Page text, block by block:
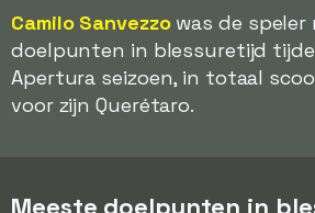
Camilo Sanvezzowas de speler
doelpunten in blessuretijd
Apertura seizoen, in totaal
voor zijn Querétaro.
Meeste doelpunten in